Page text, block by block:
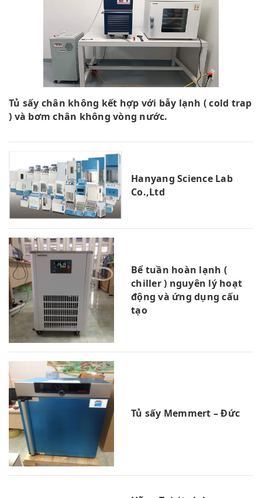
Tủ sấy chân không kết hợp với bẫy lạnh ( cold trap
) và bơm chân không vòng nước.
Hanyang Science Lab
Co.,Ltd
Bể tuần hoàn lạnh (
chiller ) nguyên lý hoạt
động và ứng dụng cấu
tạo
Tủ sấy Memmert – Đức